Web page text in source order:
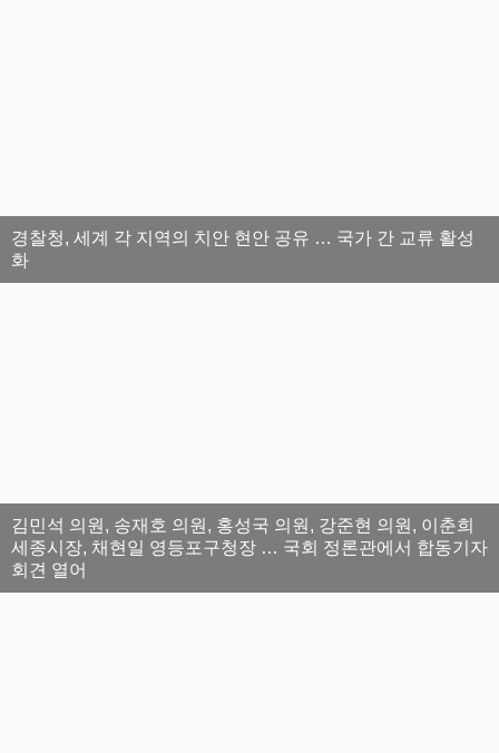
경찰청, 세계 각 지역의 치안 현안 공유 … 국가 간 교류 활성
화
김민석 의원, 송재호 의원, 홍성국 의원, 강준현 의원, 이춘희
세종시장, 채현일 영등포구청장 … 국회 정론관에서 합동기자
회견 열어